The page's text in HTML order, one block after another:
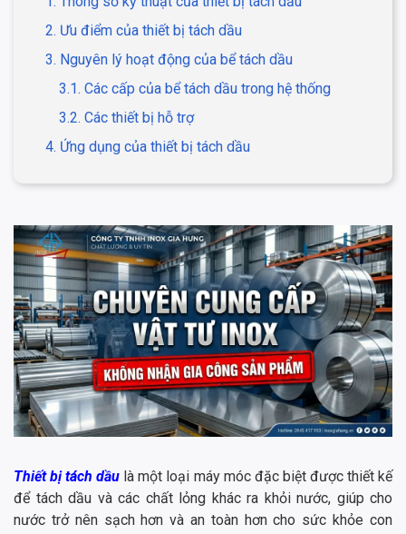
2. Ưu điểm của thiết bị tách dầu
3. Nguyên lý hoạt động của bể tách dầu
3.1. Các cấp của bể tách dầu trong hệ thống
3.2. Các thiết bị hỗ trợ
4. Ứng dụng của thiết bị tách dầu
Thiết bị tách dầu là một loại máy móc đặc biệt được thiết kế
để tách dầu và các chất lỏng khác ra khỏi nước, giúp cho
nước trở nên sạch hơn và an toàn hơn cho sức khỏe con